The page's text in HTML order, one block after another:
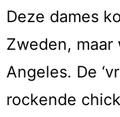
Deze dames
Zweden,
Angeles. De
rockende